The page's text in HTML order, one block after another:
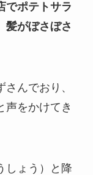
でポテトサラ
髪がぼさぼさ
んでおり、
声をかけてき
しょう）と降